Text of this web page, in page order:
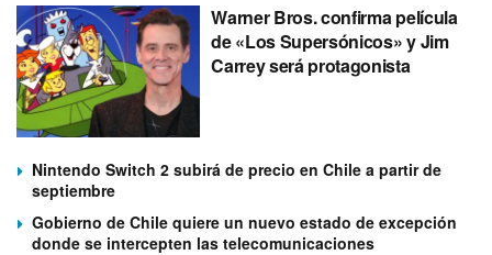
Warner Bros. confirma película
de «Los Supersónicos» y Jim
Carrey será protagonista
Nintendo Switch 2 subirá de precio en Chile a partir de
septiembre
Gobierno de Chile quiere un nuevo estado de excepción
donde se intercepten las telecomunicaciones